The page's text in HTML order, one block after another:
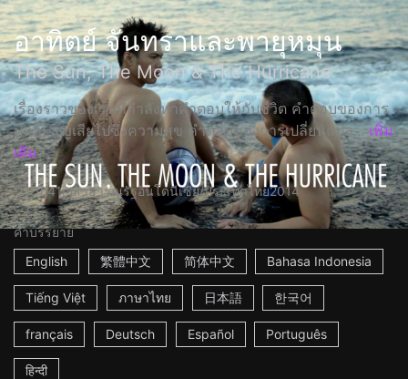
อาทิตย์ จันทราและพายุหมุน
The Sun, The Moon & The Hurricane
เรื่องราวของเรนที่กำลังหาคำตอบให้กับชีวิต คำตอบของการ
มีและสูญเสียไปซึ่งความสุข คำตอบของการเปลี่ยนแปล... เพิ่ม
เติม
1h41mสาธารณรัฐอินโดนีเซีย/ประเทศไทย2014
คำบรรยาย
English
繁體中文 简体中文 Bahasa Indonesia
Tiếng Việt ภาษาไทย 日本語 한국어
français Deutsch Español Português
हिन्दी